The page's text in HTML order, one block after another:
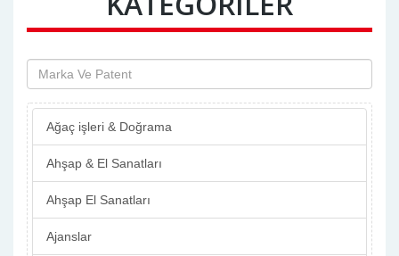
Türkoğlu
Ağaç işleri & Doğrama
Ahşap & El Sanatları
Ahşap El Sanatları
Ajanslar